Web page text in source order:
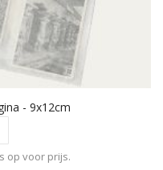
- 9x12cm
op voor prijs.